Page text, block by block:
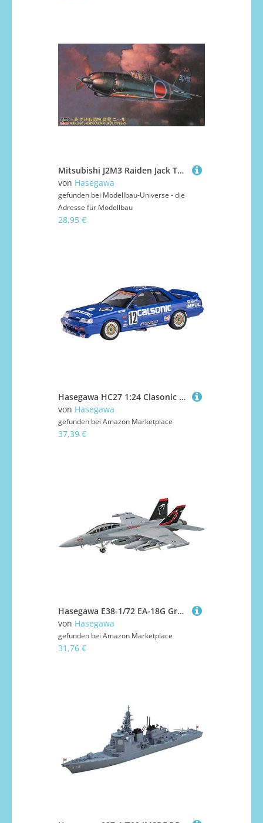
Mitsubishi J2M3 Raiden Jack Type 2
von Hasegawa
gefunden bei Modellbau-Universe - die
Adresse für Modellbau
28,95 €
Hasegawa HC27 1:24 Clasonic Skyline GTS-R (R31) Plastikmodellbausatz, Farbig, HMCC27
von Hasegawa
gefunden bei Amazon Marketplace
37,39 €
Hasegawa E38-1/72 EA-18G Growler, Grau
von Hasegawa
gefunden bei Amazon Marketplace
31,76 €